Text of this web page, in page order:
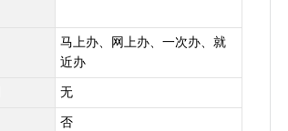
马上办、网上办、一次办、就
近办
无
否